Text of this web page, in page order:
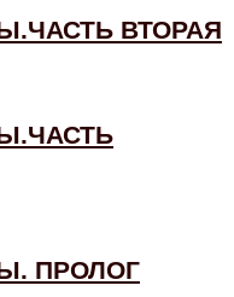
ВТОРАЯ
ПРОЛОГ